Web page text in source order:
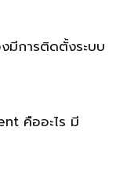
มีการติดตั้งระบบ
คืออะไร มี